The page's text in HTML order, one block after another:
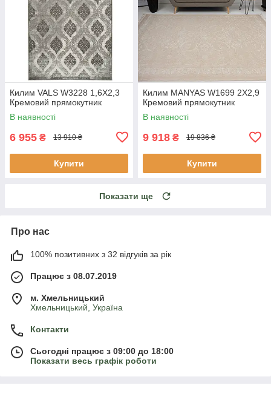
Килим VALS W3228 1,6Х2,3
Кремовий прямокутник
В наявності
6 955 ₴ 13 910 ₴
Купити
Килим MANYAS W1699 2Х2,9
Кремовий прямокутник
В наявності
9 918 ₴ 19 836 ₴
Купити
Показати ще
Про нас
100% позитивних з 32 відгуків за рік
Працює з 08.07.2019
м. Хмельницький
Хмельницький, Україна
Контакти
Сьогодні працює з 09:00 до 18:00
Показати весь графік роботи